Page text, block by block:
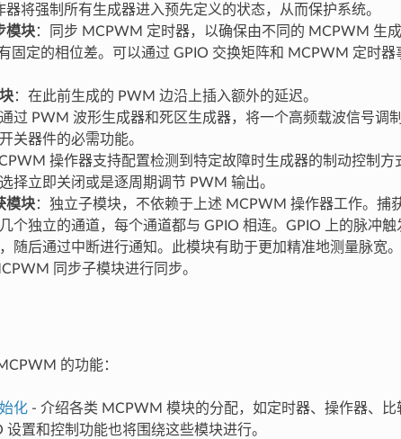
将强制所有生成器进入预先定义的状态，从而保护系统。
模块：同步 MCPWM 定时器，以确保由不同的 MCPWM 生
固定的相位差。可以通过 GPIO 交换矩阵和 MCPWM 定时器
：在此前生成的 PWM 边沿上插入额外的延迟。
过 PWM 波形生成器和死区生成器，将一个高频载波信号调
关器件的必需功能。
操作器支持配置检测到特定故障时生成器的制动控制方
择立即关闭或是逐周期调节 PWM 输出。
模块：独立子模块，不依赖于上述 MCPWM 操作器工作。捕
个独立的通道，每个通道都与 GPIO 相连。GPIO 上的脉冲
随后通过中断进行通知。此模块有助于更加精准地测量脉宽
同步子模块进行同步。
的功能：
化- 介绍各类 MCPWM 模块的分配，如定时器、操作器、比
设置和控制功能也将围绕这些模块进行。